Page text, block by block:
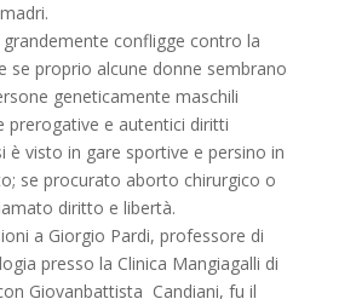
grandemente confligge contro la
se proprio alcune donne sembrano
geneticamente maschili
prerogative e autentici diritti
è visto in gare sportive e persino in
se procurato aborto chirurgico o
diritto e libertà.
a Giorgio Pardi, professore di
presso la Clinica Mangiagalli di
Giovanbattista Candiani, fu il